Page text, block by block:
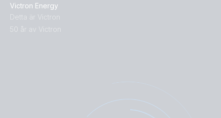
Victron Energy
Detta är Victron
50 år av Victron